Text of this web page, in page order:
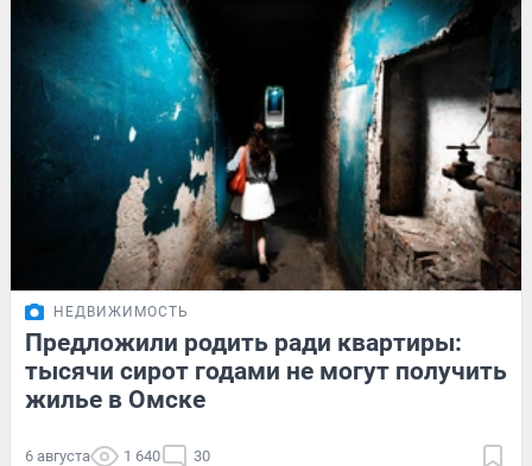
НЕДВИЖИМОСТЬ
Предложили родить ради квартиры:
тысячи сирот годами не могут получить
жилье в Омске
6 августа 1 640 30